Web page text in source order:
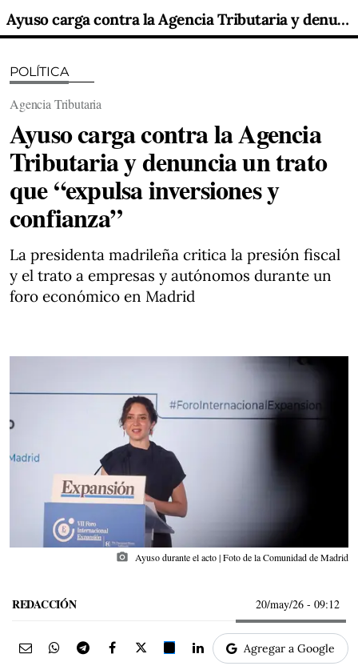
Ayuso carga contra la Agencia Tributaria y denuncia un trato que “expulsa inversiones y confianza”
POLÍTICA
Agencia Tributaria
Ayuso carga contra la Agencia
Tributaria y denuncia un trato
que “expulsa inversiones y
confianza”
La presidenta madrileña critica la presión fiscal
y el trato a empresas y autónomos durante un
foro económico en Madrid
photo_camera Ayuso durante el acto | Foto de la Comunidad de Madrid
REDACCIÓN 20/may/26 - 09:12
Agregar a Google